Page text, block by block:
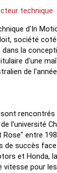
technique
d'In
société
dans la
d'une
de
rencontrés
l'université
entre
de succès
et Honda,
vitesse pour